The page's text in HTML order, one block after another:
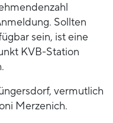
Sollten
sein, ist eine
KVB-Station
vermutlich
Merzenich.